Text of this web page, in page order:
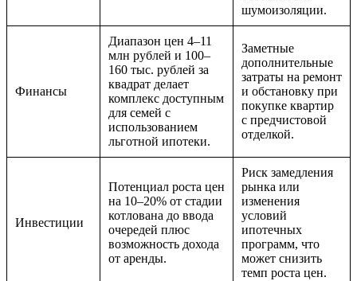
шумоизоляции.
Финансы
Диапазон цен 4–11
млн рублей и 100–
160 тыс. рублей за
квадрат делает
комплекс доступным
для семей с
использованием
льготной ипотеки.
Заметные
дополнительные
затраты на ремонт
и обстановку при
покупке квартир
с предчистовой
отделкой.
Инвестиции
Потенциал роста цен
на 10–20% от стадии
котлована до ввода
очередей плюс
возможность дохода
от аренды.
Риск замедления
рынка или
изменения
условий
ипотечных
программ, что
может снизить
темп роста цен.